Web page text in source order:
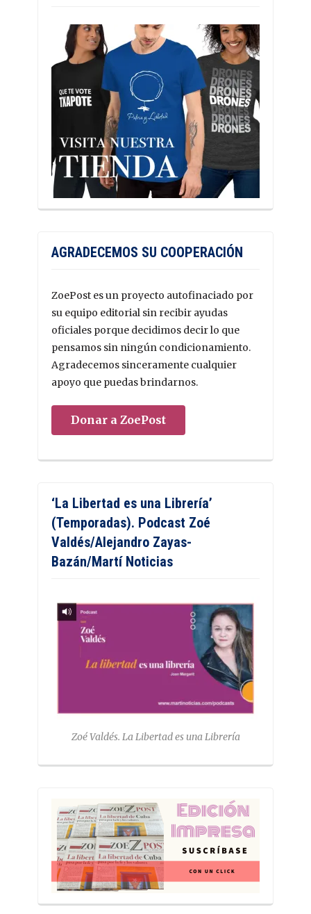
AGRADECEMOS SU COOPERACIÓN
ZoePost es un proyecto autofinaciado por
su equipo editorial sin recibir ayudas
oficiales porque decidimos decir lo que
pensamos sin ningún condicionamiento.
Agradecemos sinceramente cualquier
apoyo que puedas brindarnos.
Donar a ZoePost
‘La Libertad es una Librería’
(Temporadas). Podcast Zoé
Valdés/Alejandro Zayas-
Bazán/Martí Noticias
Zoé Valdés. La Libertad es una Librería